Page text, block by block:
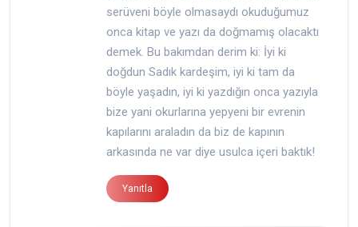
serüveni böyle olmasaydı okuduğumuz
onca kitap ve yazı da doğmamış olacaktı
demek. Bu bakımdan derim ki: İyi ki
doğdun Sadık kardeşim, iyi ki tam da
böyle yaşadın, iyi ki yazdığın onca yazıyla
bize yani okurlarına yepyeni bir evrenin
kapılarını araladın da biz de kapının
arkasında ne var diye usulca içeri baktık!
Yanıtla